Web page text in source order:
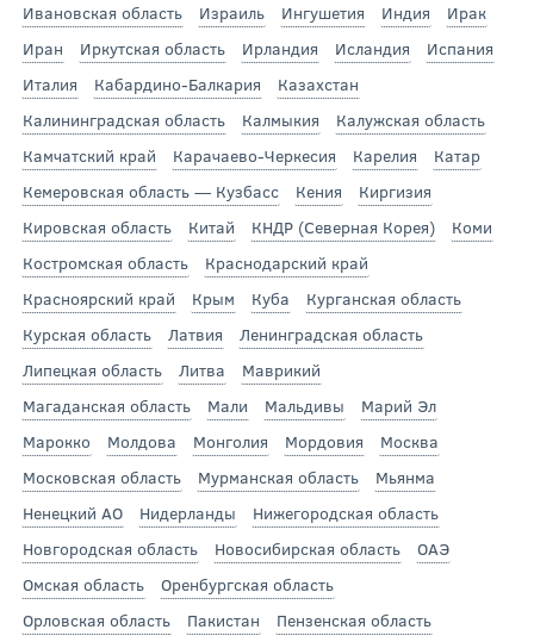
Ивановская область
Израиль Ингушетия Индия
Ирак
Иран
Иркутская область Ирландия Исландия
Испания
Италия
Кабардино-Балкария
Казахстан
Калининградская область
Калмыкия
Калужская область
Камчатский край
Карачаево-Черкесия Карелия
Катар
Кемеровская область — Кузбасс
Кения
Киргизия
Кировская область
Китай КНДР (Северная Корея)
Коми
Костромская область
Краснодарский край
Красноярский край
Крым Куба
Курганская область
Курская область
Латвия
Ленинградская область
Липецкая область
Литва
Маврикий
Магаданская область
Мали Мальдивы
Марий Эл
Марокко
Молдова Монголия Мордовия
Москва
Московская область
Мурманская область
Мьянма
Ненецкий АО
Нидерланды
Нижегородская область
Новгородская область
Новосибирская область
ОАЭ
Омская область
Оренбургская область
Орловская область
Пакистан
Пензенская область